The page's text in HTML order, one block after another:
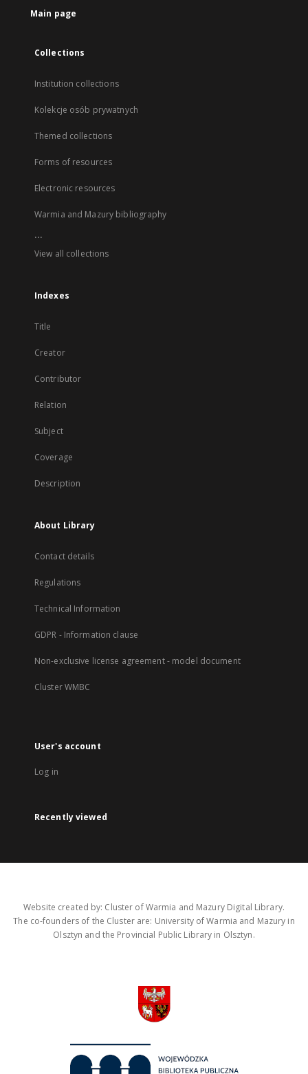
Main page
Collections
Institution collections
Kolekcje osób prywatnych
Themed collections
Forms of resources
Electronic resources
Warmia and Mazury bibliography
...
View all collections
Indexes
Title
Creator
Contributor
Relation
Subject
Coverage
Description
About Library
Contact details
Regulations
Technical Information
GDPR - Information clause
Non-exclusive license agreement - model document
Cluster WMBC
User's account
Log in
Recently viewed
Website created by: Cluster of Warmia and Mazury Digital Library.
The co-founders of the Cluster are: University of Warmia and Mazury in
Olsztyn and the Provincial Public Library in Olsztyn.